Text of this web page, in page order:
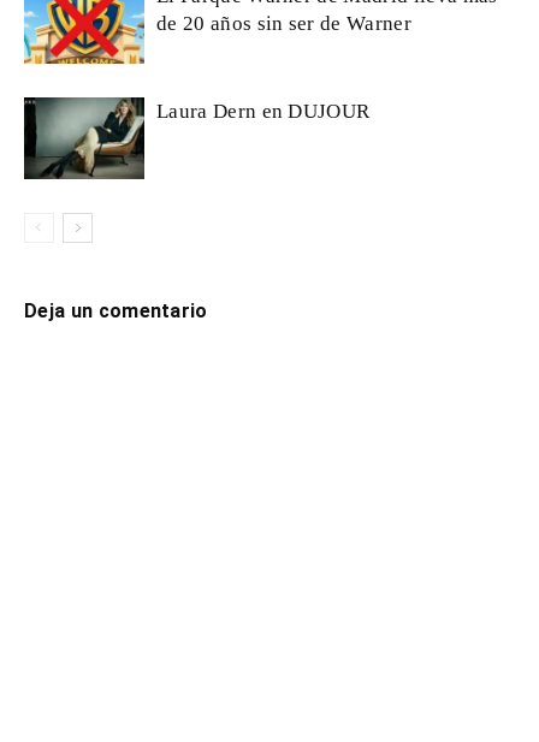
de 20 años sin ser de Warner
Laura Dern en DUJOUR
Deja un comentario